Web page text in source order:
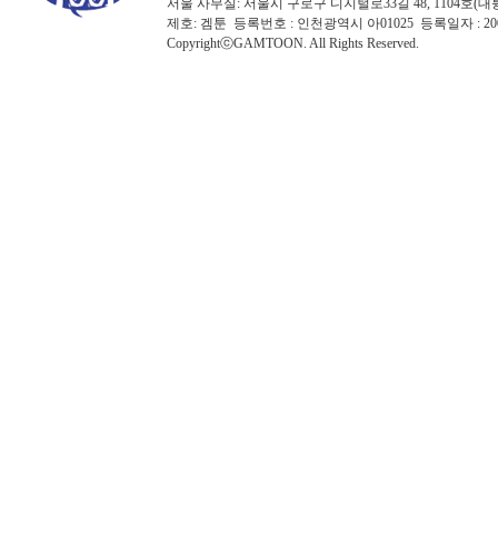
서울 사무실: 서울시 구로구 디지털로33길 48, 1104호(대
제호: 겜툰 등록번호 : 인천광역시 아01025 등록일자 :
CopyrightⓒGAMTOON. All Rights Reserved.